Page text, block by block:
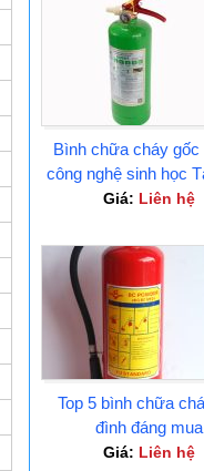
Bình chữa cháy
công nghệ sinh học
Dương
Giá: Liên hệ
Top 5 bình chữa
đình đáng mua
Giá: Liên hệ